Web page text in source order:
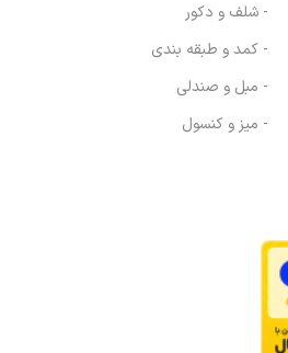
- شلف و دکور
- کمد و طبقه بندی
- مبل و صندلی
- میز و کنسول